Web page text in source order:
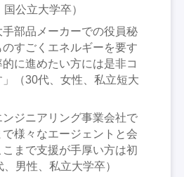
公立大学卒）
部品メーカーでの役員秘
すごくエネルギーを要す
に進めたい方には是非コ
」（30代、女性、私立短大
ジニアリング事業会社で
様々なエージェントと会
まで支援が手厚い方は初
男性、私立大学卒）